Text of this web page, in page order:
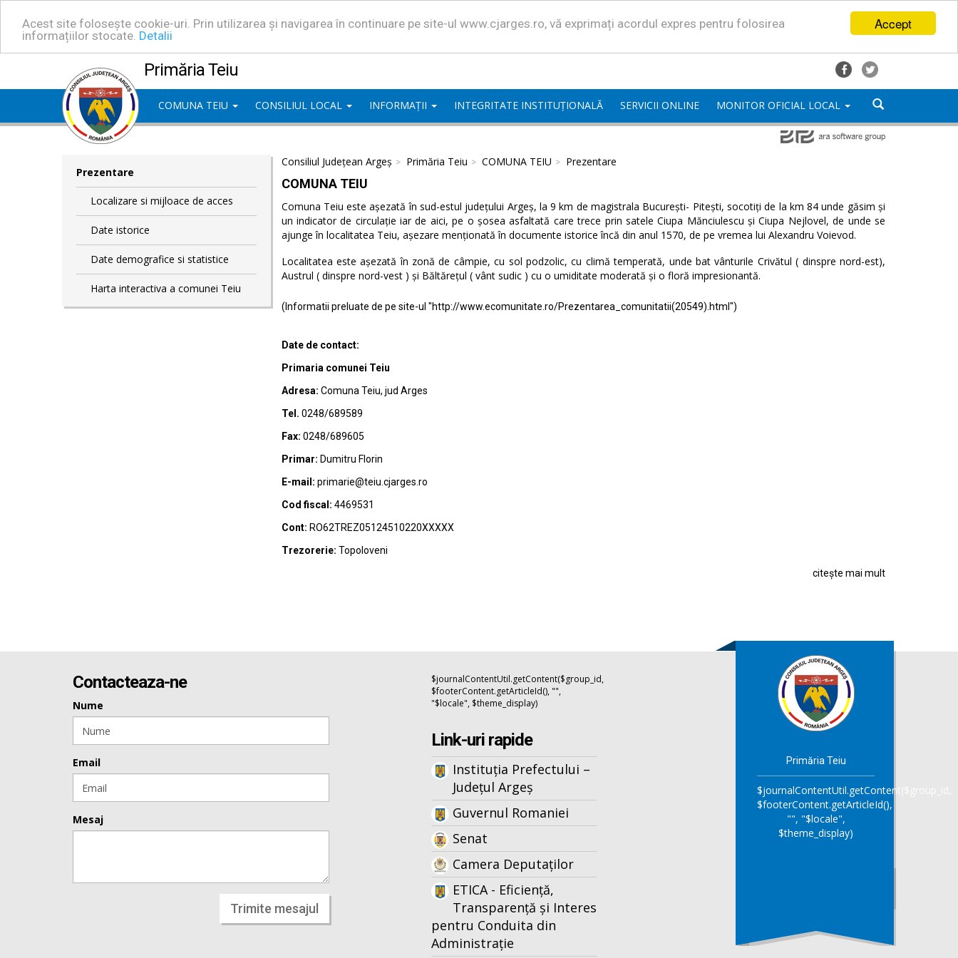
Accept
Acest site folosește cookie-uri. Prin utilizarea și navigarea în continuare pe site-ul www.cjarges.ro, vă exprimați acordul expres pentru folosirea
informațiilor stocate. Detalii
Primăria Teiu
COMUNA TEIU CONSILIUL LOCAL INFORMAȚII INTEGRITATE INSTITUȚIONALĂ SERVICII ONLINE MONITOR OFICIAL LOCAL
Prezentare
Localizare si mijloace de acces
Date istorice
Date demografice si statistice
Harta interactiva a comunei Teiu
Consiliul Județean Argeș Primăria Teiu COMUNA TEIU Prezentare
COMUNA TEIU
Comuna Teiu este așezată în sud-estul județului Argeș, la 9 km de magistrala București- Pitești, socotiți de la km 84 unde găsim și
un indicator de circulație iar de aici, pe o șosea asfaltată care trece prin satele Ciupa Mănciulescu și Ciupa Nejlovel, de unde se
ajunge în localitatea Teiu, așezare menționată în documente istorice încă din anul 1570, de pe vremea lui Alexandru Voievod.
Localitatea este așezată în zonă de câmpie, cu sol podzolic, cu climă temperată, unde bat vânturile Crivătul ( dinspre nord-est),
Austrul ( dinspre nord-vest ) și Băltărețul ( vânt sudic ) cu o umiditate moderată și o floră impresionantă.
(Informatii preluate de pe site-ul "http://www.ecomunitate.ro/Prezentarea_comunitatii(20549).html")
Date de contact:
Primaria comunei Teiu
Adresa: Comuna Teiu, jud Arges
Tel. 0248/689589
Fax: 0248/689605
Primar: Dumitru Florin
E-mail: primarie@teiu.cjarges.ro
Cod fiscal: 4469531
Cont: RO62TREZ05124510220XXXXX
Trezorerie: Topoloveni
citește mai mult
Contacteaza-ne
Nume
Email
Mesaj
Trimite mesajul
$journalContentUtil.getContent($group_id,
$footerContent.getArticleId(), "",
"$locale", $theme_display)
Link-uri rapide
Instituția Prefectului –
Județul Argeș
Guvernul Romaniei
Senat
Camera Deputaților
ETICA - Eficiență,
Transparență și Interes
pentru Conduita din
Administrație
Primăria Teiu
$journalContentUtil.getContent($group_id,
$footerContent.getArticleId(),
"", "$locale",
$theme_display)